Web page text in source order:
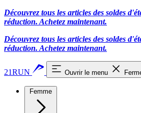
Découvrez tous les articles des soldes
réduction. Achetez maintenant.
Découvrez tous les articles des soldes
réduction. Achetez maintenant.
21RUN Ouvrir le menu
Femme